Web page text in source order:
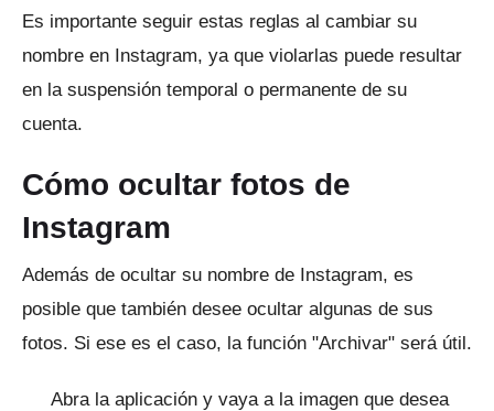
Es importante seguir estas reglas al cambiar su
nombre en Instagram, ya que violarlas puede resultar
en la suspensión temporal o permanente de su
cuenta.
Cómo ocultar fotos de
Instagram
Además de ocultar su nombre de Instagram, es
posible que también desee ocultar algunas de sus
fotos. Si ese es el caso, la función "Archivar" será útil.
Abra la aplicación y vaya a la imagen que desea